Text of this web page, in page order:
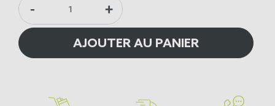
- +
AJOUTER AU PANIER